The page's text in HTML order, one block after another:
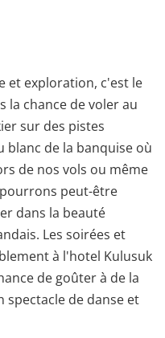
et exploration, c'est le
la chance de voler au
sur des pistes
blanc de la banquise où
de nos vols ou même
peut-être
dans la beauté
Les soirées et
à l'hotel Kulusuk
de goûter à de la
spectacle de danse et